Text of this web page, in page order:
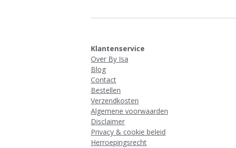
Klantenservice
Over By Isa
Blog
Contact
Bestellen
Verzendkosten
Algemene voorwaarden
Disclaimer
Privacy & cookie beleid
Herroepingsrecht